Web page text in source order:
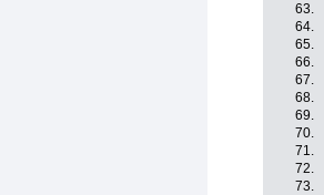
63.
64.
65.
66.
67.
68.
69.
70.
71.
72.
73.